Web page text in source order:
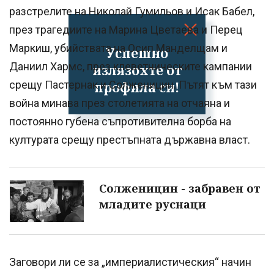
Успешно
излязохте от
профила си!
разстрелите на Николай Гумильов и Исак Бабел,
през трагедиите на Марина Цветаева и Перец
Маркиш, убийствата на Осип Манделщам и
Даниил Хармс, през клеветническите кампании
срещу Пастернак и Солженицин. Пътят към тази
война минава през столетията на отчаяна и
постоянно губена съпротивителна борба на
културата срещу престъпната държавна власт.
Солженицин - забравен от
младите руснаци
Заговори ли се за „империалистическия“ начин